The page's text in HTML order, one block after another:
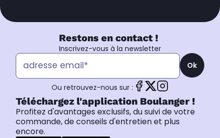
Restons en contact !
Inscrivez-vous à la newsletter
Ok
Ou retrouvez-nous sur :
Téléchargez l'application Boulanger !
Profitez d'avantages exclusifs, du suivi de votre
commande, de conseils d'entretien et plus
encore.